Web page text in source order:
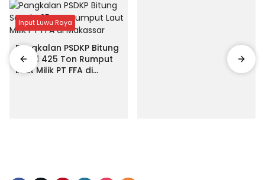
Input Luwu Raya
Pangkalan PSDKP Bitung
Segel 425 Ton Rumput
Laut Milik PT FFA di